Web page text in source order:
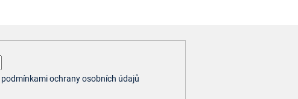
podmínkami ochrany osobních údajů